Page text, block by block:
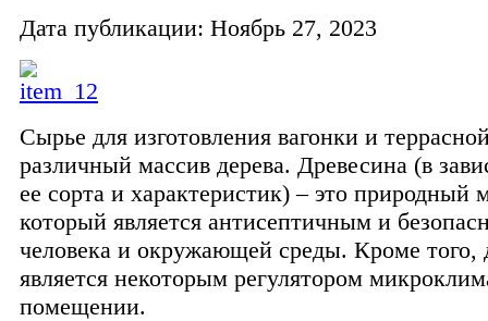
Дата публикации: Ноябрь 27, 2023
Сырье для изготовления вагонки и
различный массив дерева. Древесина (в
ее сорта и характеристик) – это природный
который является антисептичным и
человека и окружающей среды. Кроме того,
является некоторым регулятором
помещении.